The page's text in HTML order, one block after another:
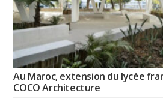
Au Maroc, extension du lycée
COCO Architecture